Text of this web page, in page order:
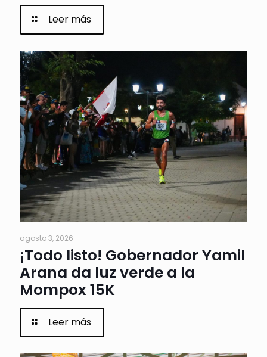
Leer más
agosto 3, 2026
¡Todo listo! Gobernador Yamil
Arana da luz verde a la
Mompox 15K
Leer más